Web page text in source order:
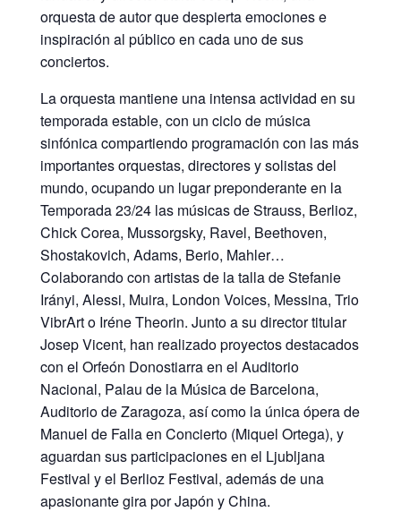
orquesta de autor que despierta emociones e
inspiración al público en cada uno de sus
conciertos.
La orquesta mantiene una intensa actividad en su
temporada estable, con un ciclo de música
sinfónica compartiendo programación con las más
importantes orquestas, directores y solistas del
mundo, ocupando un lugar preponderante en la
Temporada 23/24 las músicas de Strauss, Berlioz,
Chick Corea, Mussorgsky, Ravel, Beethoven,
Shostakovich, Adams, Berio, Mahler…
Colaborando con artistas de la talla de Stefanie
Irányi, Alessi, Muira, London Voices, Messina, Trio
VibrArt o Iréne Theorin. Junto a su director titular
Josep Vicent, han realizado proyectos destacados
con el Orfeón Donostiarra en el Auditorio
Nacional, Palau de la Música de Barcelona,
Auditorio de Zaragoza, así como la única ópera de
Manuel de Falla en Concierto (Miquel Ortega), y
aguardan sus participaciones en el Ljubljana
Festival y el Berlioz Festival, además de una
apasionante gira por Japón y China.